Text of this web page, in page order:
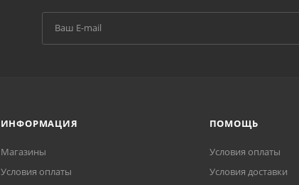
ИНФОРМАЦИЯ
Магазины
Условия оплаты
ПОМОЩЬ
Условия оплаты
Условия доставки